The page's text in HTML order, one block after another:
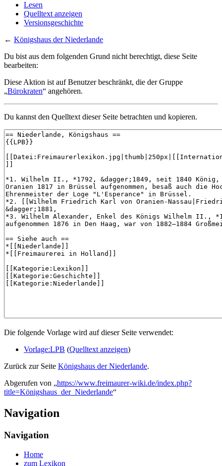
Lesen
Quelltext anzeigen
Versionsgeschichte
← Königshaus der Niederlande
Du bist aus dem folgenden Grund nicht berechtigt, diese Seite
bearbeiten:
Diese Aktion ist auf Benutzer beschränkt, die der Gruppe
„Bürokraten“ angehören.
Du kannst den Quelltext dieser Seite betrachten und kopieren.
Die folgende Vorlage wird auf dieser Seite verwendet:
Vorlage:LPB (Quelltext anzeigen)
Zurück zur Seite Königshaus der Niederlande.
Abgerufen von „https://www.freimaurer-wiki.de/index.php?
title=Königshaus_der_Niederlande“
Navigation
Navigation
Home
zum Lexikon